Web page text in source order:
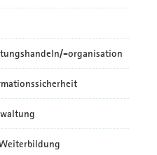
organisation